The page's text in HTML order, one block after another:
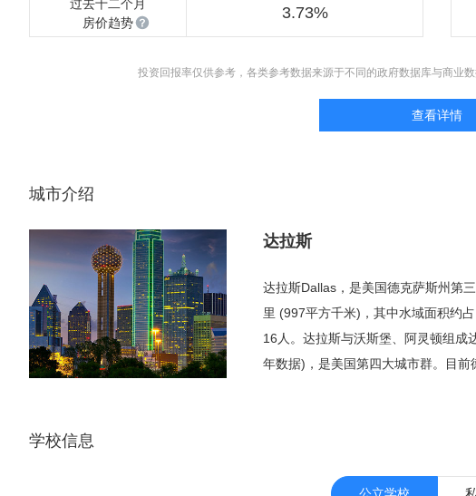
过去十二个月
房价趋势
3.73%
投资回报率仅供参考，各类参考数据来源于不同的政府数据库与商业
查看详情
城市介绍
达拉斯
达拉斯Dallas，是美国德克萨斯州第
里 (997平方千米)，其中水域面积约
16人。达拉斯与沃斯堡、阿灵顿组
年数据)，是美国第四大城市群。目
DP总量为5040亿美元，位居全美第
学校信息